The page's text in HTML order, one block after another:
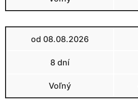
od 08.08.2026
8 dní
Voľný